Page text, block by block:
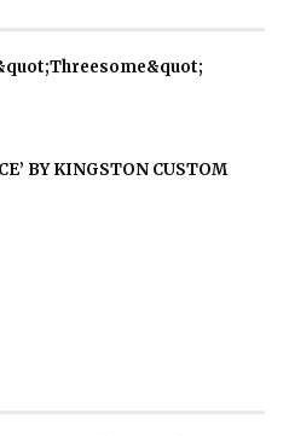
BY KINGSTON CUSTOM